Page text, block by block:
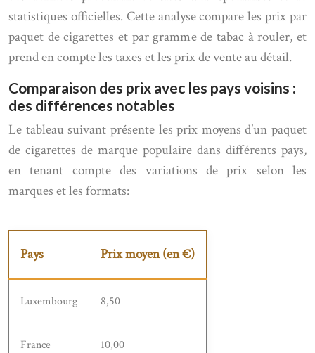
statistiques officielles. Cette analyse compare les prix par
paquet de cigarettes et par gramme de tabac à rouler, et
prend en compte les taxes et les prix de vente au détail.
Comparaison des prix avec les pays voisins :
des différences notables
Le tableau suivant présente les prix moyens d’un paquet
de cigarettes de marque populaire dans différents pays,
en tenant compte des variations de prix selon les
marques et les formats:
Pays Prix moyen (en €)
Luxembourg 8,50
France 10,00